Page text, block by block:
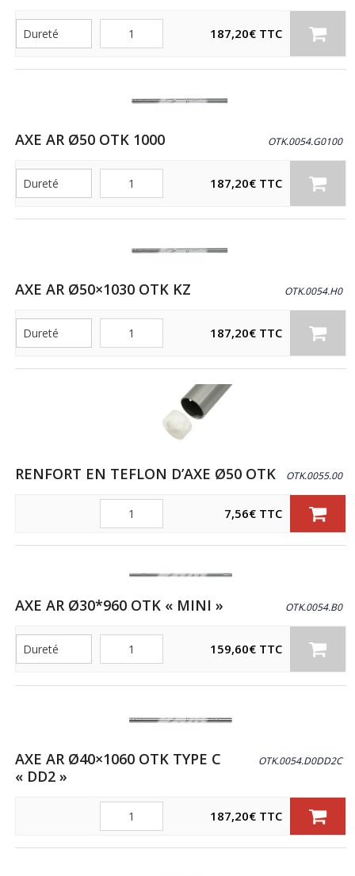
Quantité 187,20€ TTC
AXE AR Ø50 OTK 1000 OTK.0054.G0100
Quantité 187,20€ TTC
AXE AR Ø50×1030 OTK KZ OTK.0054.H0
Quantité 187,20€ TTC
RENFORT EN TEFLON D’AXE Ø50 OTK OTK.0055.00
Quantité 7,56€ TTC
AXE AR Ø30*960 OTK « MINI » OTK.0054.B0
Quantité 159,60€ TTC
AXE AR Ø40×1060 OTK TYPE C
« DD2 »
OTK.0054.D0DD2C
Quantité 187,20€ TTC